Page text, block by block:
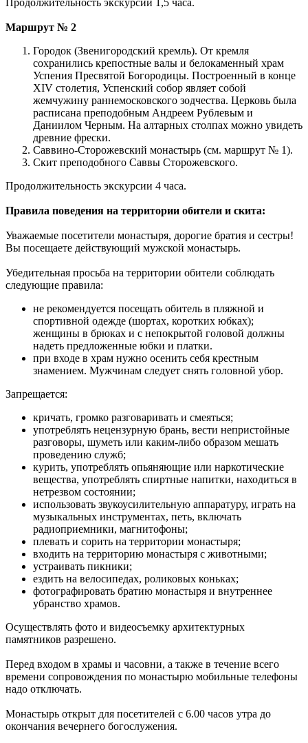
Продолжительность экскурсии 1,5 часа.
Маршрут № 2
Городок (Звенигородский кремль). От кремля
сохранились крепостные валы и белокаменный храм
Успения Пресвятой Богородицы. Построенный в конце
XIV столетия, Успенский собор являет собой
жемчужину раннемосковского зодчества. Церковь была
расписана преподобным Андреем Рублевым и
Даниилом Черным. На алтарных столпах можно увидеть
древние фрески.
Саввино-Сторожевский монастырь (см. маршрут № 1).
Скит преподобного Саввы Сторожевского.
Продолжительность экскурсии 4 часа.
Правила поведения на территории обители и скита:
Уважаемые посетители монастыря, дорогие братия и сестры!
Вы посещаете действующий мужской монастырь.
Убедительная просьба на территории обители соблюдать
следующие правила:
не рекомендуется посещать обитель в пляжной и
спортивной одежде (шортах, коротких юбках);
женщины в брюках и с непокрытой головой должны
надеть предложенные юбки и платки.
при входе в храм нужно осенить себя крестным
знамением. Мужчинам следует снять головной убор.
Запрещается:
кричать, громко разговаривать и смеяться;
употреблять нецензурную брань, вести непристойные
разговоры, шуметь или каким-либо образом мешать
проведению служб;
курить, употреблять опьяняющие или наркотические
вещества, употреблять спиртные напитки, находиться в
нетрезвом состоянии;
использовать звукоусилительную аппаратуру, играть на
музыкальных инструментах, петь, включать
радиоприемники, магнитофоны;
плевать и сорить на территории монастыря;
входить на территорию монастыря с животными;
устраивать пикники;
ездить на велосипедах, роликовых коньках;
фотографировать братию монастыря и внутреннее
убранство храмов.
Осуществлять фото и видеосъемку архитектурных
памятников разрешено.
Перед входом в храмы и часовни, а также в течение всего
времени сопровождения по монастырю мобильные телефоны
надо отключать.
Монастырь открыт для посетителей с 6.00 часов утра до
окончания вечернего богослужения.